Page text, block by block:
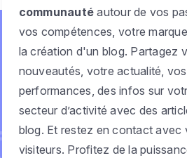
communauté autour de vos
vos compétences, votre
la création d'un blog. Partagez
nouveautés, votre actualité, vos
performances, des infos sur
secteur d’activité avec des
blog. Et restez en contact avec
visiteurs. Profitez de la